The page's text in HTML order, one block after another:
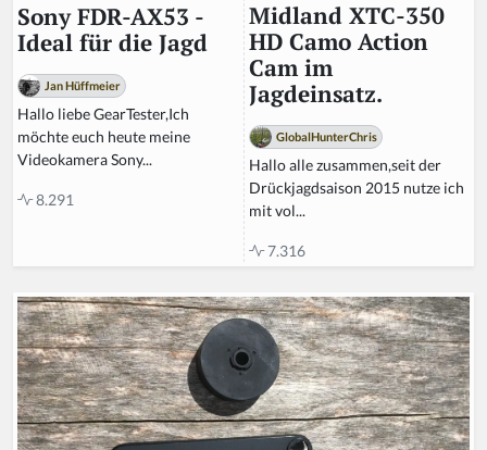
Sony FDR-AX53 -
Ideal für die Jagd
Jan Hüffmeier
Hallo liebe GearTester,Ich
möchte euch heute meine
Videokamera Sony...
8.291
Midland XTC-350
HD Camo Action
Cam im
Jagdeinsatz.
GlobalHunterChris
Hallo alle zusammen,seit der
Drückjagdsaison 2015 nutze ich
mit vol...
7.316